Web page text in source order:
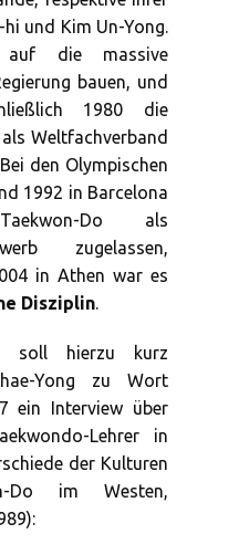
und Kim Un-Yong.
die massive
bauen, und
1980 die
Weltfachverband
den Olympischen
1992 in Barcelona
Do als
zugelassen,
in Athen war es
Disziplin.
soll hierzu kurz
Yong zu Wort
ein Interview über
Lehrer in
der Kulturen
Do im Westen,